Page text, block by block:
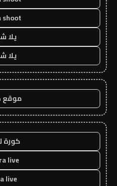
shoot
يلا
يلا
موقع
كورة
live
live